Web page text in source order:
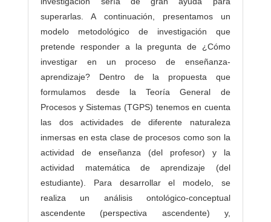
superarlas. A continuación, presentamos un
modelo metodológico de investigación que
pretende responder a la pregunta de ¿Cómo
investigar en un proceso de enseñanza-
aprendizaje? Dentro de la propuesta que
formulamos desde la Teoría General de
Procesos y Sistemas (TGPS) tenemos en cuenta
las dos actividades de diferente naturaleza
inmersas en esta clase de procesos como son la
actividad de enseñanza (del profesor) y la
actividad matemática de aprendizaje (del
estudiante). Para desarrollar el modelo, se
realiza un análisis ontológico-conceptual
ascendente (perspectiva ascendente) y,